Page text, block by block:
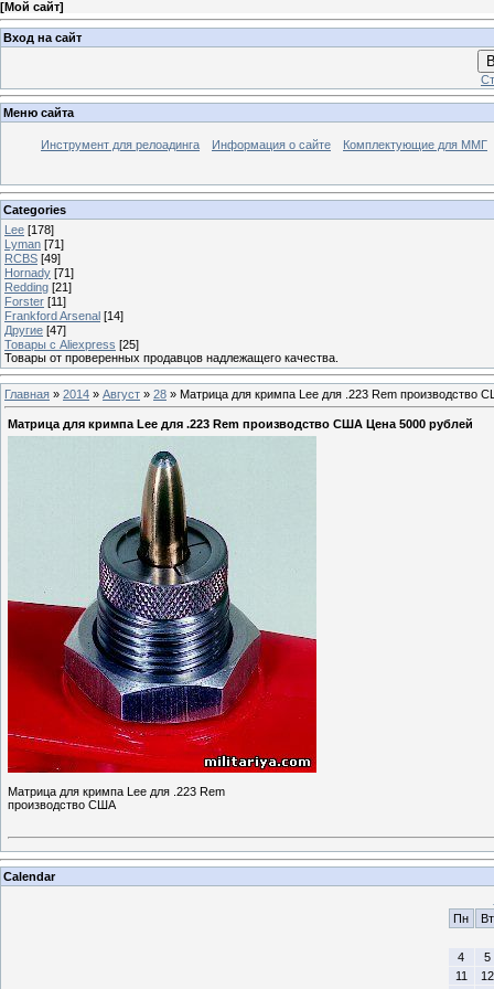
[Мой сайт]
Вход на сайт
Меню сайта
Инструмент для релоадинга Информация о сайте Комплектующие для ММГ
Categories
Lee [178]
Lyman [71]
RCBS [49]
Hornady [71]
Redding [21]
Forster [11]
Frankford Arsenal [14]
Другие [47]
Товары с Aliexpress [25]
Товары от проверенных продавцов надлежащего качества.
Главная » 2014 » Август » 28 » Матрица для кримпа Lee для .223 Rem производство
Матрица для кримпа Lee для .223 Rem производство США Цена 5000 рублей
Матрица для кримпа Lee для .223 Rem
производство США
Calendar
Пн
Вт
4
5
11
12